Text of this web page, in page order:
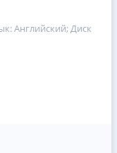
Английский; Диск